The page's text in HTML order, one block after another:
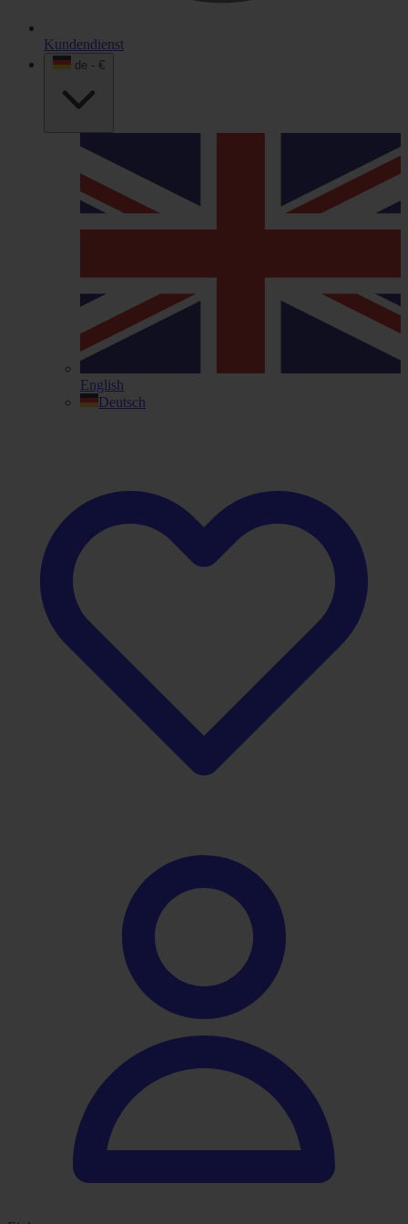
Kundendienst
de - €
English
Deutsch